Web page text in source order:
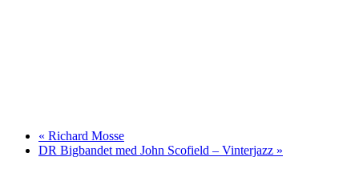
« Richard Mosse
DR Bigbandet med John Scofield – Vinterjazz »